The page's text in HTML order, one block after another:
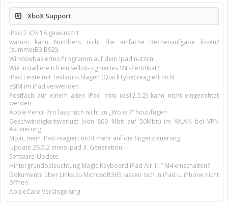
XboX Support
iPad 7 iOS 18 gewünscht
warum kann Numbers nicht die einfache Rechenaufgabe lösen?
(summe(B3:B92))
Windowbasiertes Programm auf dem Ipad nutzen
Wie installiere ich ein selbst-signiertes SSL-Zertifikat?
iPad Leiste mit Textvorschlägen (QuickType) reagiert nicht
eSIM im iPad verwenden
Postfach auf einem alten iPad mini (os12.5.2) kann nicht eingerichtet
werden
Apple Pencil Pro lässt sich nicht zu „Wo ist?“ hinzufügen
Geschwindigkeitsverlust (von 800 Mbit auf 50Mbit) im WLAN bei VPN
Aktivierung
Moin, mein iPad reagiert nicht mehr auf die fingersteuerung
Update 26.5.2 eines ipad 3. Generation
Software-Update
Hintergrundbeleuchtung Magic Keyboard iPad Air 11’’ M4 einschalten?
Dokumente über Links zu Microsoft365 lassen sich in iPad u. iPhone nicht
öffnen
AppleCare Verlängerung